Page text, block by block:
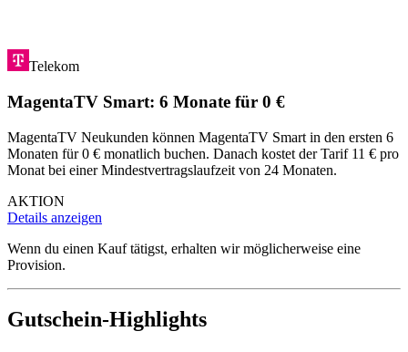
Telekom
MagentaTV Smart: 6 Monate für 0 €
MagentaTV Neukunden können MagentaTV Smart in den ersten 6
Monaten für 0 € monatlich buchen. Danach kostet der Tarif 11 € pro
Monat bei einer Mindestvertragslaufzeit von 24 Monaten.
AKTION
Details anzeigen
Wenn du einen Kauf tätigst, erhalten wir möglicherweise eine
Provision.
Gutschein-Highlights